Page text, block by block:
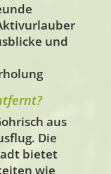
und
aus
Die
bietet
wie